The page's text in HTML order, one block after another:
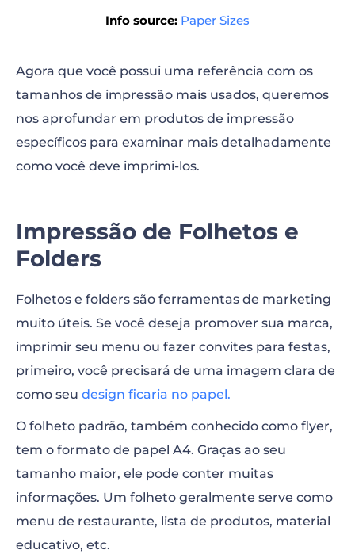
Info source: Paper Sizes
Agora que você possui uma referência com os
tamanhos de impressão mais usados, queremos
nos aprofundar em produtos de impressão
específicos para examinar mais detalhadamente
como você deve imprimi-los.
Impressão de Folhetos e
Folders
Folhetos e folders são ferramentas de marketing
muito úteis. Se você deseja promover sua marca,
imprimir seu menu ou fazer convites para festas,
primeiro, você precisará de uma imagem clara de
como seu design ficaria no papel.
O folheto padrão, também conhecido como flyer,
tem o formato de papel A4. Graças ao seu
tamanho maior, ele pode conter muitas
informações. Um folheto geralmente serve como
menu de restaurante, lista de produtos, material
educativo, etc.